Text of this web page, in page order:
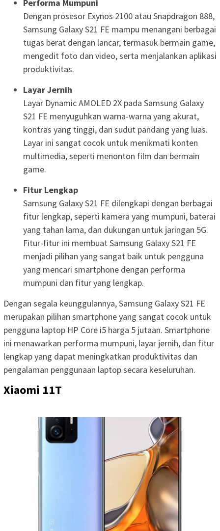
Performa Mumpuni
Dengan prosesor Exynos 2100 atau Snapdragon 888,
Samsung Galaxy S21 FE mampu menangani berbagai
tugas berat dengan lancar, termasuk bermain game,
mengedit foto dan video, serta menjalankan aplikasi
produktivitas.
Layar Jernih
Layar Dynamic AMOLED 2X pada Samsung Galaxy
S21 FE menyuguhkan warna-warna yang akurat,
kontras yang tinggi, dan sudut pandang yang luas.
Layar ini sangat cocok untuk menikmati konten
multimedia, seperti menonton film dan bermain
game.
Fitur Lengkap
Samsung Galaxy S21 FE dilengkapi dengan berbagai
fitur lengkap, seperti kamera yang mumpuni, baterai
yang tahan lama, dan dukungan untuk jaringan 5G.
Fitur-fitur ini membuat Samsung Galaxy S21 FE
menjadi pilihan yang sangat baik untuk pengguna
yang mencari smartphone dengan performa
mumpuni dan fitur yang lengkap.
Dengan segala keunggulannya, Samsung Galaxy S21 FE
merupakan pilihan smartphone yang sangat cocok untuk
pengguna laptop HP Core i5 harga 5 jutaan. Smartphone
ini menawarkan performa mumpuni, layar jernih, dan fitur
lengkap yang dapat meningkatkan produktivitas dan
pengalaman penggunaan laptop secara keseluruhan.
Xiaomi 11T